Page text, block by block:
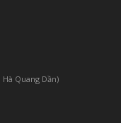
Quang Dần)